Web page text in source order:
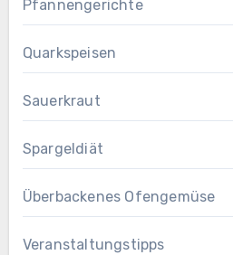
Pfannengerichte
Quarkspeisen
Sauerkraut
Spargeldiät
Überbackenes Ofengemüse
Veranstaltungstipps